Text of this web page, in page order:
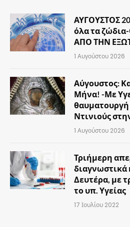
ΑΥΓΟΥΣΤΟΣ
όλα τα
ΑΠΟ ΤΗΝ
1 Αυγούστου 2026
Αύγουστος:
Μήνα! -Με
θαυματουργή
Ντινιούς
1 Αυγούστου 2026
Τριήμερη
διαγνωστικά
Δευτέρα, με
το υπ. Υγείας
17 Ιουλίου 2022